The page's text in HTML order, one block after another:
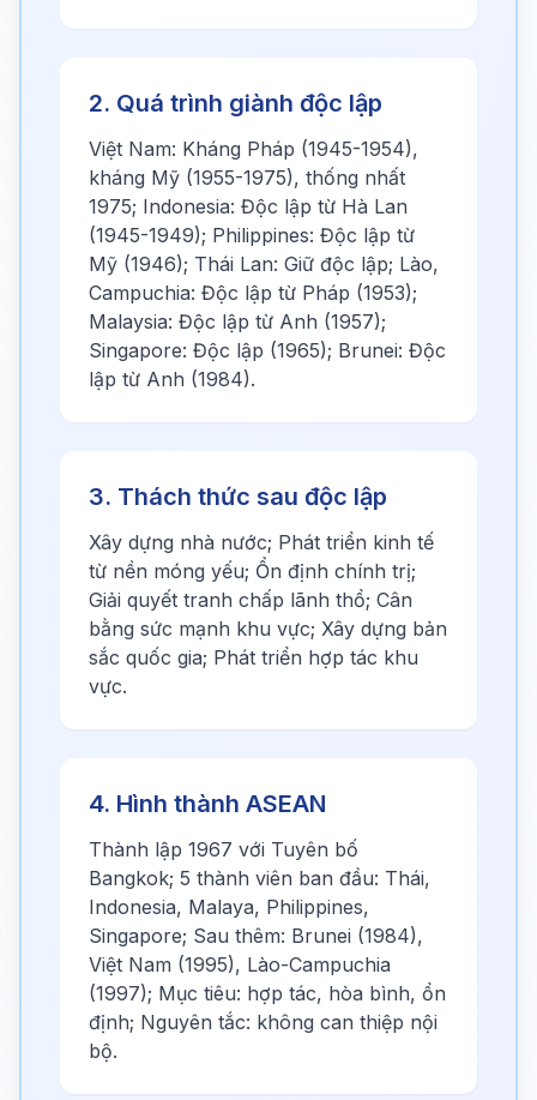
2. Quá trình giành độc lập
Việt Nam: Kháng Pháp (1945-1954),
kháng Mỹ (1955-1975), thống nhất
1975; Indonesia: Độc lập từ Hà Lan
(1945-1949); Philippines: Độc lập từ
Mỹ (1946); Thái Lan: Giữ độc lập; Lào,
Campuchia: Độc lập từ Pháp (1953);
Malaysia: Độc lập từ Anh (1957);
Singapore: Độc lập (1965); Brunei: Độc
lập từ Anh (1984).
3. Thách thức sau độc lập
Xây dựng nhà nước; Phát triển kinh tế
từ nền móng yếu; Ổn định chính trị;
Giải quyết tranh chấp lãnh thổ; Cân
bằng sức mạnh khu vực; Xây dựng bản
sắc quốc gia; Phát triển hợp tác khu
vực.
4. Hình thành ASEAN
Thành lập 1967 với Tuyên bố
Bangkok; 5 thành viên ban đầu: Thái,
Indonesia, Malaya, Philippines,
Singapore; Sau thêm: Brunei (1984),
Việt Nam (1995), Lào-Campuchia
(1997); Mục tiêu: hợp tác, hòa bình, ổn
định; Nguyên tắc: không can thiệp nội
bộ.